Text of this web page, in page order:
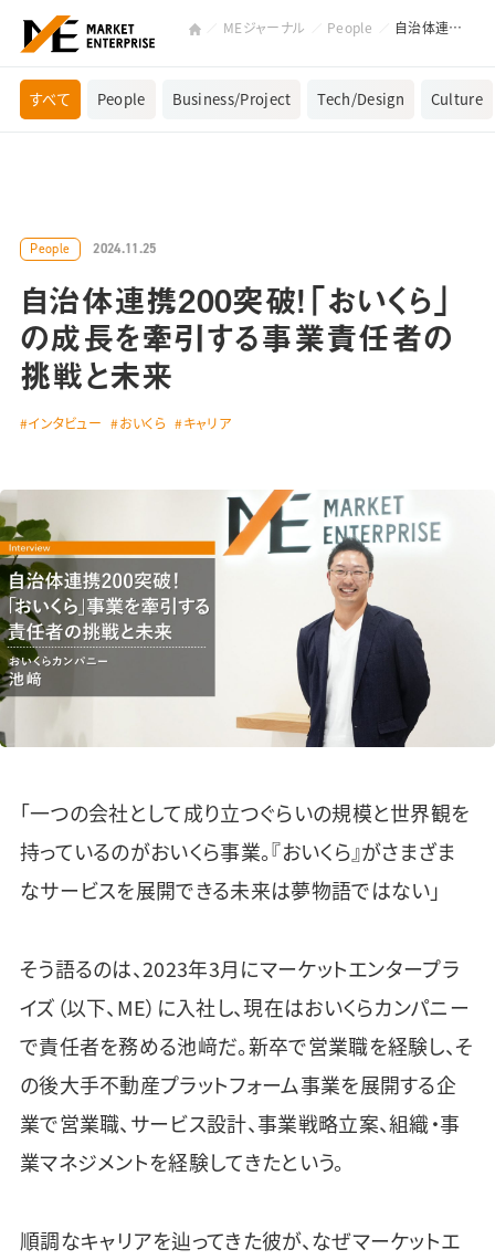
MEジャーナル People 自治体連携200突破！「おいくら」の成長を牽引する事業責任者の挑戦と未来
すべて People Business/Project Tech/Design Culture
People 2024.11.25
自治体連携200突破！「おいくら」
の成長を牽引する事業責任者の
挑戦と未来
インタビュー おいくら キャリア
「一つの会社として成り立つぐらいの規模と世界観を
持っているのがおいくら事業。『おいくら』がさまざま
なサービスを展開できる未来は夢物語ではない」
そう語るのは、2023年3月にマーケットエンタープラ
イズ（以下、ME）に入社し、現在はおいくらカンパニー
で責任者を務める池﨑だ。新卒で営業職を経験し、そ
の後大手不動産プラットフォーム事業を展開する企
業で営業職、サービス設計、事業戦略立案、組織・事
業マネジメントを経験してきたという。
順調なキャリアを辿ってきた彼が、なぜマーケットエ